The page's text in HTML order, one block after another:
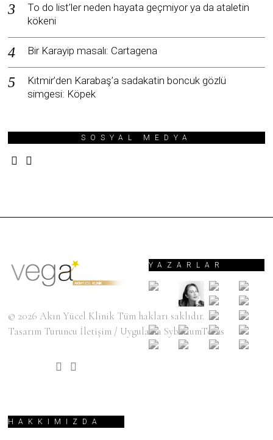
To do list’ler neden hayata geçmiyor ya da ataletin
kökeni
Bir Karayip masalı: Cartagena
Kıtmir’den Karabaş’a sadakatin boncuk gözlü
simgesi: Köpek
SOSYAL MEDYA
© 2026Akın Yücel Klinik Tüm hakları saklıdır.
Tasarım Turuncu İletişim / Uygulama SyberiumTechs
YAZARLAR
HAKKIMIZDA